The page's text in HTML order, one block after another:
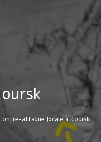
attaque locale à Koursk